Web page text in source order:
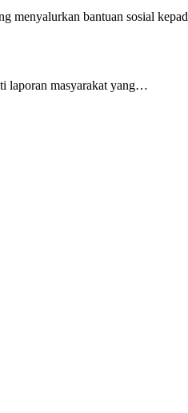
menyalurkan bantuan sosial
laporan masyarakat yang…